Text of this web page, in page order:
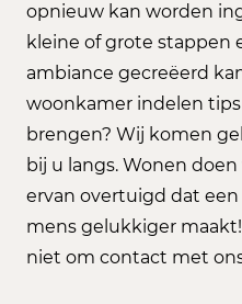
opnieuw kan worden
kleine of grote stappen
ambiance gecreëerd
woonkamer indelen
brengen? Wij komen
bij u langs. Wonen
ervan overtuigd dat
mens gelukkiger
niet om contact met